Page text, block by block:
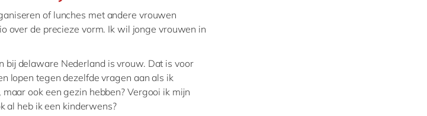
of lunches met andere vrouwen
over de precieze vorm. Ik wil jonge vrouwen in
bij delaware Nederland is vrouw. Dat is voor
lopen tegen dezelfde vragen aan als ik
ook een gezin hebben? Vergooi ik mijn
al heb ik een kinderwens?